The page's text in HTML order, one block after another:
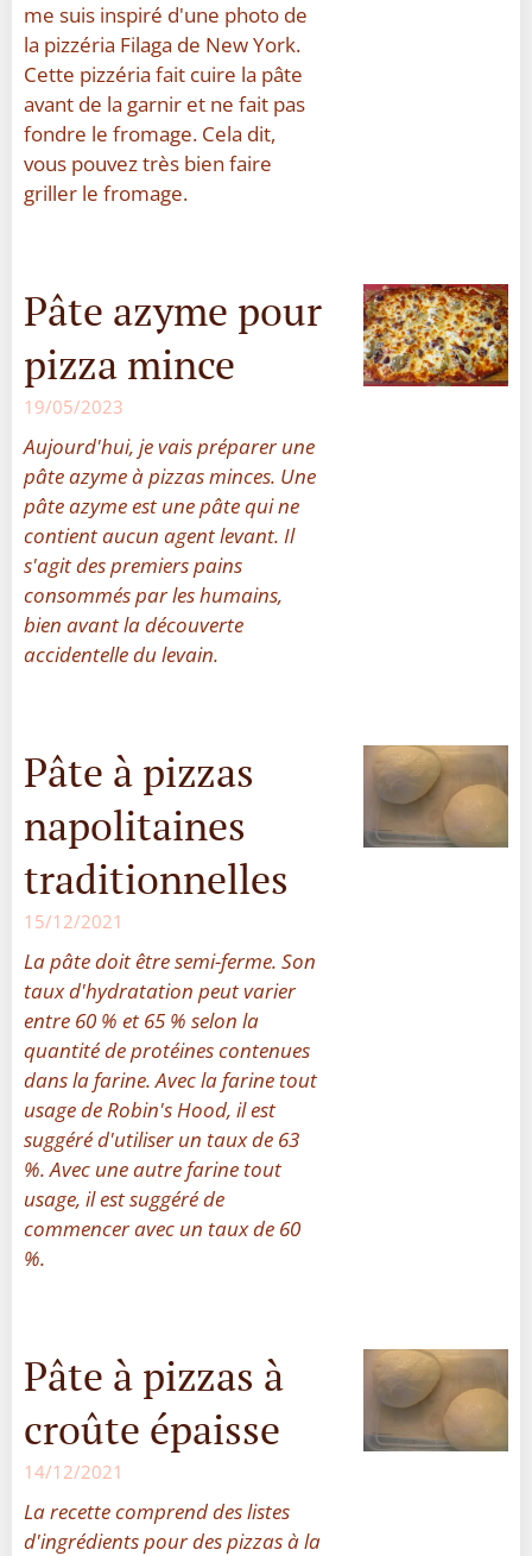
me suis inspiré d'une photo de
la pizzéria Filaga de New York.
Cette pizzéria fait cuire la pâte
avant de la garnir et ne fait pas
fondre le fromage. Cela dit,
vous pouvez très bien faire
griller le fromage.
Pâte azyme pour
pizza mince
19/05/2023
Aujourd'hui, je vais préparer une
pâte azyme à pizzas minces. Une
pâte azyme est une pâte qui ne
contient aucun agent levant. Il
s'agit des premiers pains
consommés par les humains,
bien avant la découverte
accidentelle du levain.
Pâte à pizzas
napolitaines
traditionnelles
15/12/2021
La pâte doit être semi-ferme. Son
taux d'hydratation peut varier
entre 60 % et 65 % selon la
quantité de protéines contenues
dans la farine. Avec la farine tout
usage de Robin's Hood, il est
suggéré d'utiliser un taux de 63
%. Avec une autre farine tout
usage, il est suggéré de
commencer avec un taux de 60
%.
Pâte à pizzas à
croûte épaisse
14/12/2021
La recette comprend des listes
d'ingrédients pour des pizzas à la